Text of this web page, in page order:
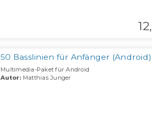
12,
50 Basslinien für Anfänger (Android)
Multimedia-Paket für Android
Autor: Matthias Junger